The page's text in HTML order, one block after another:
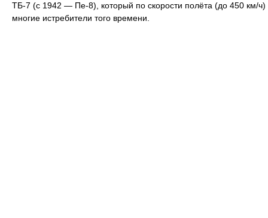
ТБ-7 (с 1942 — Пе-8), который по скорости полёта (до 450 км/ч)
многие истребители того времени.